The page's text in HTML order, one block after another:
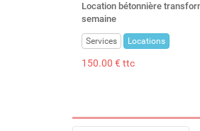
Location bétonnière
semaine
Services Locations
150.00 € ttc